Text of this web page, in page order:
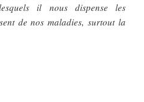
il nous dispense les
de nos maladies, surtout la